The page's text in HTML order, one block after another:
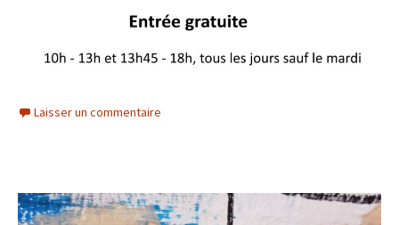
Laisser un commentaire